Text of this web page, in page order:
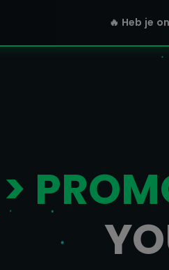
🔥 Heb je
>